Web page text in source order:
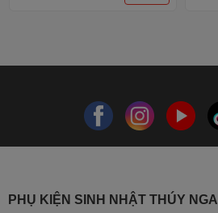
PHỤ KIỆN SINH NHẬT THÚY NGA